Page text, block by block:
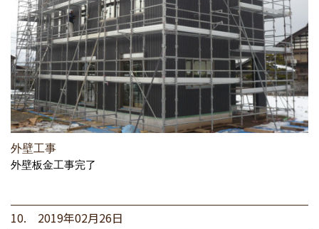
外壁工事
外壁板金工事完了
10. 2019年02月26日